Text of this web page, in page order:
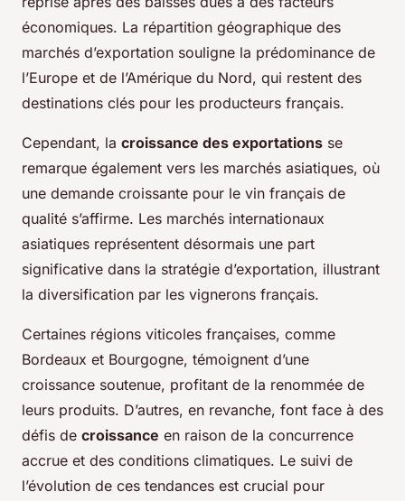
économiques. La répartition géographique des
marchés d’exportation souligne la prédominance de
l’Europe et de l’Amérique du Nord, qui restent des
destinations clés pour les producteurs français.
Cependant, la croissance des exportations se
remarque également vers les marchés asiatiques, où
une demande croissante pour le vin français de
qualité s’affirme. Les marchés internationaux
asiatiques représentent désormais une part
significative dans la stratégie d’exportation, illustrant
la diversification par les vignerons français.
Certaines régions viticoles françaises, comme
Bordeaux et Bourgogne, témoignent d’une
croissance soutenue, profitant de la renommée de
leurs produits. D’autres, en revanche, font face à des
défis de croissance en raison de la concurrence
accrue et des conditions climatiques. Le suivi de
l’évolution de ces tendances est crucial pour